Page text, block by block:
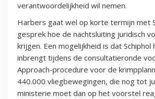
verantwoordelijkheid wil nemen.
Harbers gaat wel op korte termijn met
gesprek hoe de nachtsluiting juridisch
krijgen. Een mogelijkheid is dat
inbrengt tijdens de consultatieronde
Approach-procedure voor de
440.000 vliegbewegingen, die nog tot
ministerie moet dan op het voorstel